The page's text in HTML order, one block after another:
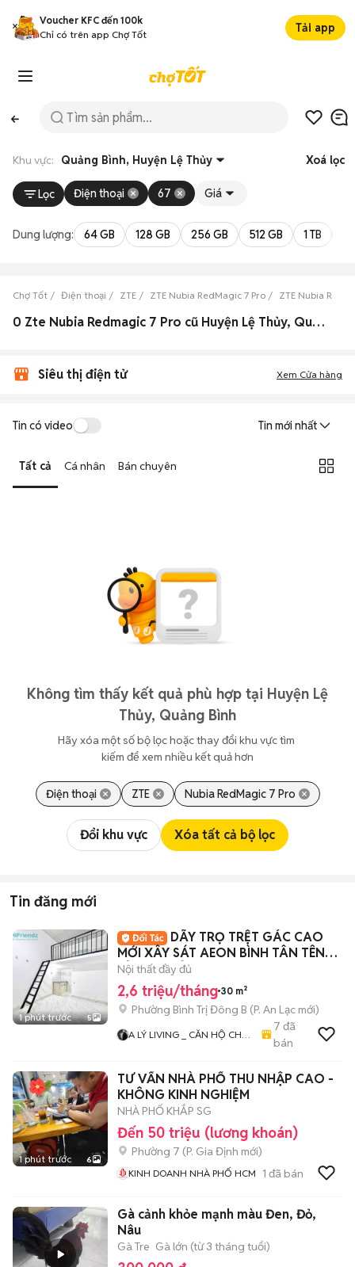
Voucher KFC đến 100k
Chỉ có trên app Chợ Tốt
Tải app
Khu vực: Quảng Bình, Huyện Lệ Thủy Xoá lọc
Lọc Điện thoại 67 Giá
Dung lượng: 64 GB 128 GB 256 GB 512 GB 1 TB
Chợ Tốt Điện thoại ZTE ZTE Nubia RedMagic 7 Pro ZTE Nubia
0 Zte Nubia Redmagic 7 Pro cũ Huyện Lệ Thủy, Quảng Bình đẹp
Siêu thị điện tử Xem Cửa hàng
Tin có video Tin mới nhất
Tất cả Cá nhân Bán chuyên
Không tìm thấy kết quả phù hợp tại Huyện Lệ
Thủy, Quảng Bình
Hãy xóa một số bộ lọc hoặc thay đổi khu vực tìm
kiếm để xem nhiều kết quả hơn
Điện thoại ZTE Nubia RedMagic 7 Pro
Đổi khu vực Xóa tất cả bộ lọc
Tin đăng mới
1 phút trước 5
DÃY TRỌ TRỆT GÁC CAO
MỚI XÂY SÁT AEON BÌNH TÂN TÊN
LỬA MỚI TỈNH LỘ 10
Nội thất đầy đủ
2,6 triệu/tháng 30 m²
Phường Bình Trị Đông B (P. An Lạc mới)
A LÝ LIVING _ CĂN HỘ CHO
CHUNG CƯ - NHÀ Ở
7 đã
bán
1 phút trước 6
TƯ VẤN NHÀ PHỐ THU NHẬP CAO -
KHÔNG KINH NGHIỆM
NHÀ PHỐ KHẮP SG
Đến 50 triệu (lương khoán)
Phường 7 (P. Gia Định mới)
KINH DOANH NHÀ PHỐ HCM 1 đã bán
Gà cảnh khỏe mạnh màu Đen, Đỏ,
Nâu
Gà Tre Gà lớn (từ 3 tháng tuổi)